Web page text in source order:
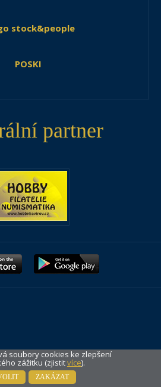
stock&people
POSKI
partner
soubory cookies ke zlepšení
zážitku (zjistitvíce).
ZAKÁZAT